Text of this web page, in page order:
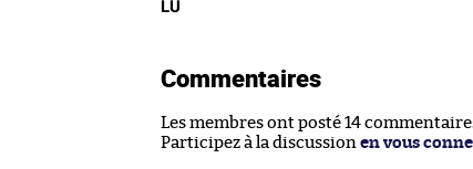
LU
Commentaires
Les membres ont posté 14
Participez à la discussion en vous